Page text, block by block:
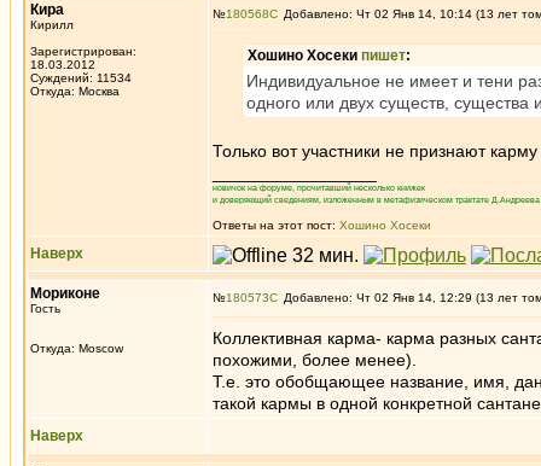
Кира
Кирилл
Зарегистрирован:
18.03.2012
Суждений: 11534
Откуда: Москва
№180568 Добавлено: Чт 02 Янв 14, 10:14 (13 лет
Хошино Хосеки пишет:
Индивидуальное не имеет и тени
одного или двух существ, существа
Только вот участники не признают
новичок на форуме, прочитавший несколько книжек
и доверяющий сведениям, изложенным в метафизическом трактате
Ответы на этот пост: Хошино Хосеки
Наверх
Мориконе
Гость
Откуда: Moscow
№180573 Добавлено: Чт 02 Янв 14, 12:29 (13 лет
Коллективная карма- карма разных
похожими, более менее).
Т.е. это обобщающее название, имя,
такой кармы в одной конкретной
Наверх